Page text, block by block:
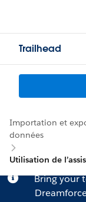
Trailhead
Importation et
données
Utilisation de
Bring your